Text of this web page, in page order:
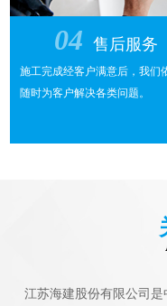
04 售后服务
施工完成经客户满意后，我们
随时为客户解决各类问题。
江苏海建股份有限公司是